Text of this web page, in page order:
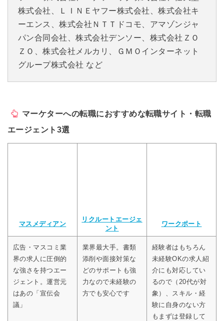
株式会社、ＬＩＮＥヤフー株式会社、株式会社キ
ーエンス、株式会社ＮＴＴドコモ、アマゾンジャ
パン合同会社、株式会社デンソー、株式会社ＺＯ
ＺＯ、株式会社メルカリ、ＧＭＯインターネット
グループ株式会社 など
マーケターへの転職におすすめな転職サイト・転職
エージェント3選
マスメディアン
リクルートエージェ
ント
ワークポート
広告・マスコミ業
界の求人に圧倒的
な強さを持つエー
ジェント。運営元
はあの「宣伝会
議」
業界最大手。書類
添削や面接対策な
どのサポートも強
力なので未経験の
方でも安心です
経験者はもちろん
未経験OKの求人紹
介にも対応してい
るので（20代が対
象）、スキル・経
験に自身のない方
もまずは登録して